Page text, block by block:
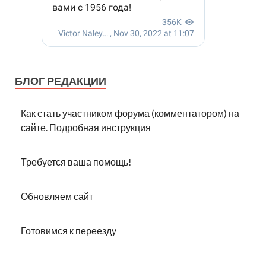
БЛОГ РЕДАКЦИИ
Как стать участником форума (комментатором) на
сайте. Подробная инструкция
Требуется ваша помощь!
Обновляем сайт
Готовимся к переезду